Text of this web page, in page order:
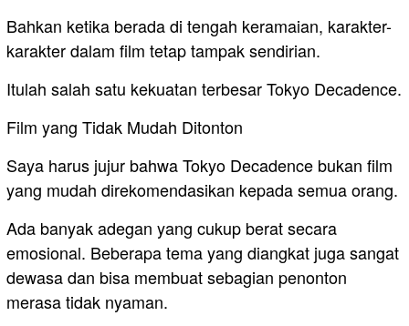
Bahkan ketika berada di tengah keramaian, karakter-
karakter dalam film tetap tampak sendirian.
Itulah salah satu kekuatan terbesar Tokyo Decadence.
Film yang Tidak Mudah Ditonton
Saya harus jujur bahwa Tokyo Decadence bukan film
yang mudah direkomendasikan kepada semua orang.
Ada banyak adegan yang cukup berat secara
emosional. Beberapa tema yang diangkat juga sangat
dewasa dan bisa membuat sebagian penonton
merasa tidak nyaman.